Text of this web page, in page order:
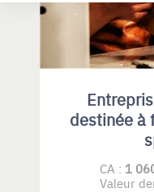
destinée à
CA : 1
Valeur